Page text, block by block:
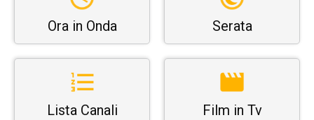
Ora in Onda Serata
Lista Canali Film in Tv